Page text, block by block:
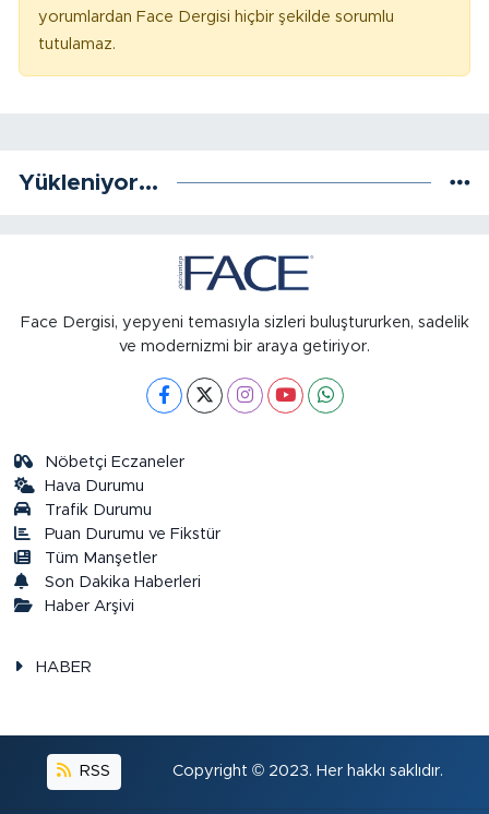
yorumlardan Face Dergisi hiçbir şekilde sorumlu
tutulamaz.
Yükleniyor...
Face Dergisi, yepyeni temasıyla sizleri buluştururken, sadelik
ve modernizmi bir araya getiriyor.
Nöbetçi Eczaneler
Hava Durumu
Trafik Durumu
Puan Durumu ve Fikstür
Tüm Manşetler
Son Dakika Haberleri
Haber Arşivi
HABER
RSS Copyright © 2023. Her hakkı saklıdır.